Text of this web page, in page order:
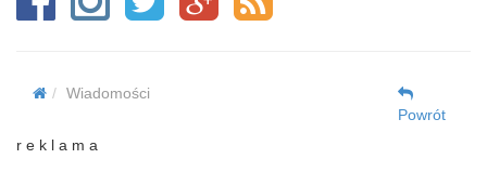
Wiadomości
Powrót
r e k l a m a